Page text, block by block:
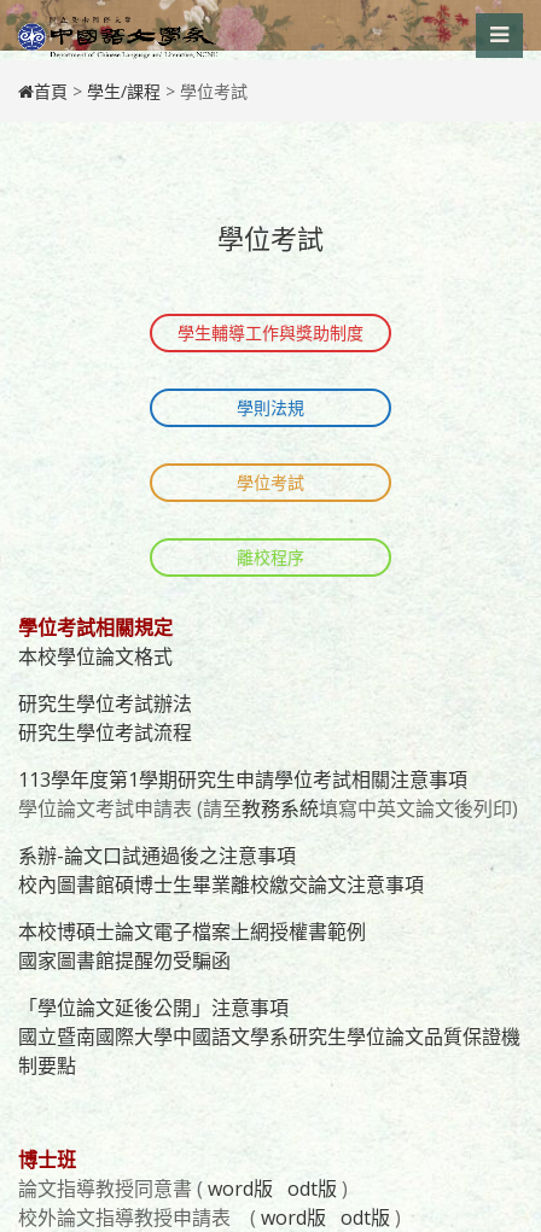
Skip
content
首頁 > 學生/課程 > 學位考試
學位考試
學生輔導工作與獎助制度
學則法規
學位考試
離校程序
學位考試相關規定
本校學位論文格式
研究生學位考試辦法
研究生學位考試流程
113學年度第1學期研究生申請學位考試相關注意事項
學位論文考試申請表 (請至教務系統填寫中英文論文後列印)
系辦-論文口試通過後之注意事項
校內圖書館碩博士生畢業離校繳交論文注意事項
本校博碩士論文電子檔案上網授權書範例
國家圖書館提醒勿受騙函
「學位論文延後公開」注意事項
國立暨南國際大學中國語文學系研究生學位論文品質保證機
制要點
博士班
論文指導教授同意書 ( word版 odt版 )
校外論文指導教授申請表 ( word版 odt版 )